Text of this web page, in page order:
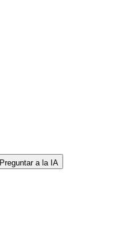
Preguntar a la IA